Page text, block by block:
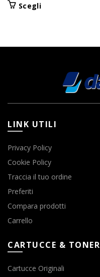
ScegliQuesto
varianti.
possono
scelte
pagina
prodotto
LINK UTILI
Privacy Policy
Cookie Policy
Traccia il tuo ordine
Preferiti
Compara prodotti
Carrello
CARTUCCE & TONER
Cartucce Originali